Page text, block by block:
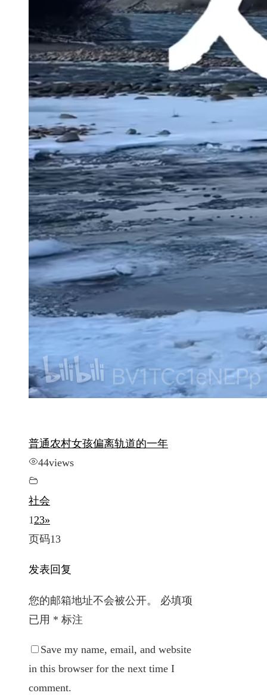
普通农村女孩偏离轨道的一年
44views
社会
123»
页码13
发表回复
您的邮箱地址不会被公开。
必填项
已用 * 标注
Save my name, email, and website
in this browser for the next time I
comment.